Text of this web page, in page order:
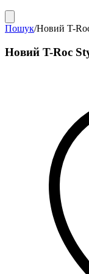
Пошук/Новий T-
Новий T-Roc